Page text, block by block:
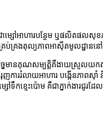
ជាម្សៅអាហារបន្ថែម ឬផលិតផល
ប់គ្រងតុល្យភាពអាស៊ីតមូលដ្ឋានន
ែច្នៃមានគុណសម្បត្តិគឺងាយស្រួល
ញការរំលាយអាហារ បង្កើនភាពស៊
ម្សៅទឹកខ្មេះប៉ោម គឺជាភ្នាក់ងារ